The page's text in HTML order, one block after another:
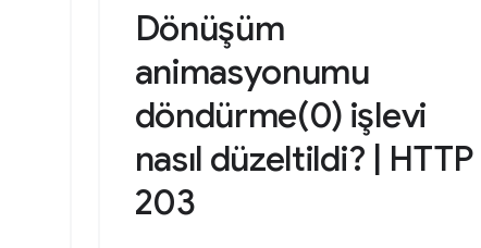
Dönüşüm
animasyonumu
döndürme(0) işlevi
nasıl düzeltildi? | HTTP
203